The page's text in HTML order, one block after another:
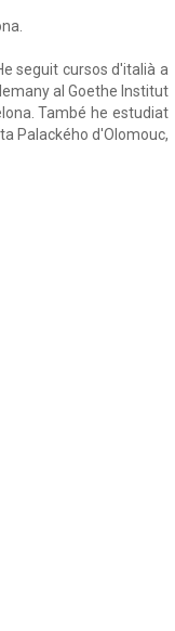
seguit cursos d'italià a
al Goethe Institut
També he estudiat
Palackého d'Olomouc,